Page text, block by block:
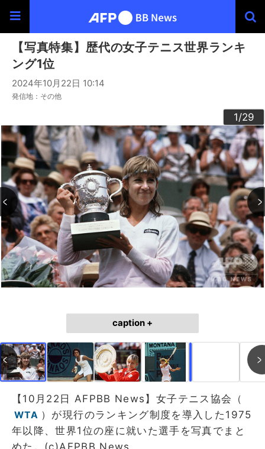
【写真特集】歴代の女子テニス世界ランキ
ング1位
2024年10月22日 10:14
発信地：その他
1/29
2/29
3/29
4/29
5/29
6/29
7/29
8/29
9/29
10/29
11/29
12/29
13/29
14/29
15/29
16/29
17/29
18/29
19/29
20/29
21/29
22/29
23/29
24/29
25/29
26/29
27/29
28/29
29/29
caption +
成中 画像作成中
【10月22日 AFPBB News】女子テニス協会（
WTA ）が現行のランキング制度を導入した1975
年以降、世界1位の座に就いた選手を写真でまと
めた。(c)AFPBB News